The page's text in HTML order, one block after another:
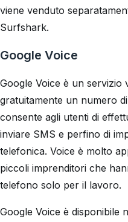
viene venduto
Surfshark.
Google Voice
Google Voice è un servizio
gratuitamente un numero
consente agli utenti di
inviare SMS e perfino di
telefonica. Voice è molto
piccoli imprenditori che
telefono solo per il lavoro.
Google Voice è disponibile